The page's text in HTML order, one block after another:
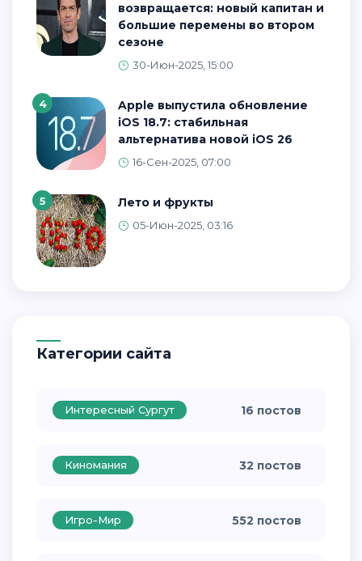
возвращается: новый капитан и
большие перемены во втором
сезоне
30-Июн-2025, 15:00
4
Apple выпустила обновление
iOS 18.7: стабильная
альтернатива новой iOS 26
16-Сен-2025, 07:00
5 Лето и фрукты
05-Июн-2025, 03:16
Категории сайта
Интересный Сургут 16 постов
Киномания 32 постов
Игро-Мир 552 постов